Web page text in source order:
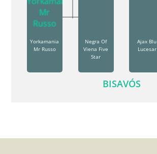
Yorkamania
Mr Russo
Negra Of
Viena Five
Star
Ajax Blu
Lucesar
BISAVÓS